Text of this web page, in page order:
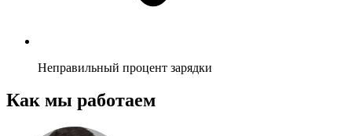
Неправильный процент зарядки
Как мы работаем